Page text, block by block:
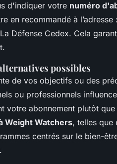
d'indiquer votre numéro
en recommandé à l’adresse
Défense Cedex. Cela
possibles
de vos objectifs ou des
ou professionnels
votre abonnement plutôt
Weight Watchers, telles que
centrés sur le bien-